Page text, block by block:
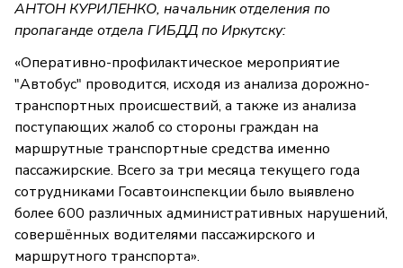
АНТОН КУРИЛЕНКО, начальник отделения по
пропаганде отдела ГИБДД по Иркутску:
«Оперативно-профилактическое мероприятие
"Автобус" проводится, исходя из анализа дорожно-
транспортных происшествий, а также из анализа
поступающих жалоб со стороны граждан на
маршрутные транспортные средства именно
пассажирские. Всего за три месяца текущего года
сотрудниками Госавтоинспекции было выявлено
более 600 различных административных нарушений,
совершённых водителями пассажирского и
маршрутного транспорта».